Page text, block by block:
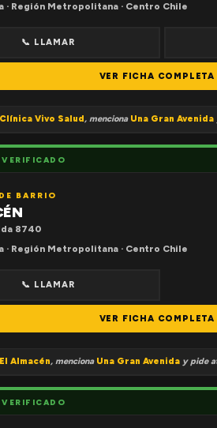
· Región Metropolitana · Centro Chile
📞 LLAMAR
VER FICHA
Clínica Vivo Salud, menciona Una Gran Avenida
BARRIO
8740
· Región Metropolitana · Centro Chile
📞 LLAMAR
VER FICHA
El Almacén, menciona Una Gran Avenida y pide